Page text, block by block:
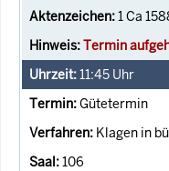
1 Ca
Termin
11:45 Uhr
Gütetermin
Klagen in
106